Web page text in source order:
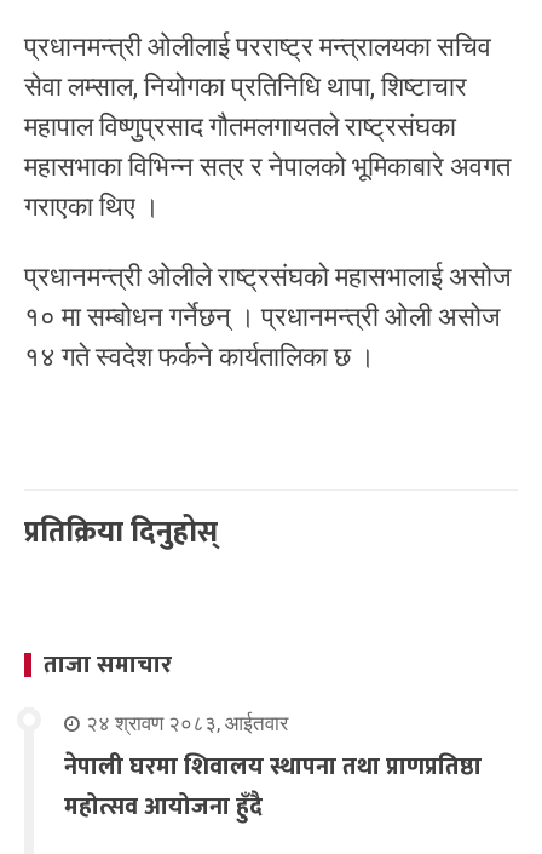
प्रधानमन्त्री ओलीलाई परराष्ट्र मन्त्रालयका सचिव
सेवा लम्साल, नियोगका प्रतिनिधि थापा, शिष्टाचार
महापाल विष्णुप्रसाद गौतमलगायतले राष्ट्रसंघका
महासभाका विभिन्न सत्र र नेपालको भूमिकाबारे अवगत
गराएका थिए ।
प्रधानमन्त्री ओलीले राष्ट्रसंघको महासभालाई असोज
१० मा सम्बोधन गर्नेछन् । प्रधानमन्त्री ओली असोज
१४ गते स्वदेश फर्कने कार्यतालिका छ ।
प्रतिक्रिया दिनुहोस्
ताजा समाचार
२४ श्रावण २०८३, आईतवार
नेपाली घरमा शिवालय स्थापना तथा प्राणप्रतिष्ठा
महोत्सव आयोजना हुँदै